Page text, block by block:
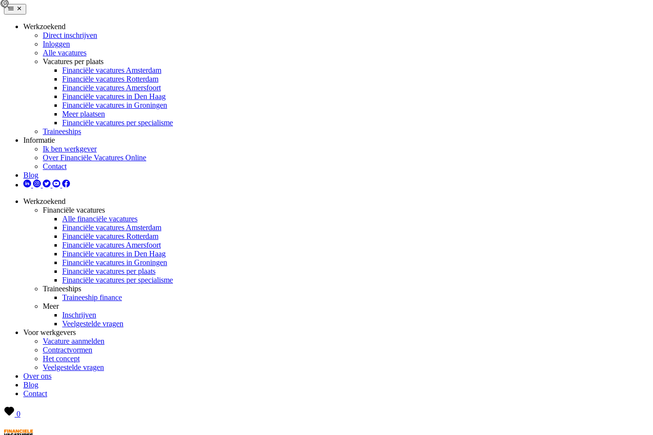
Werkzoekend
Direct inschrijven
Inloggen
Alle vacatures
Vacatures per plaats
Financiële vacatures Amsterdam
Financiële vacatures Rotterdam
Financiële vacatures Amersfoort
Financiële vacatures in Den Haag
Financiële vacatures in Groningen
Meer plaatsen
Financiële vacatures per specialisme
Traineeships
Informatie
Ik ben werkgever
Over Financiële Vacatures Online
Contact
Blog
Werkzoekend
Financiële vacatures
Alle financiële vacatures
Financiële vacatures Amsterdam
Financiële vacatures Rotterdam
Financiële vacatures Amersfoort
Financiële vacatures in Den Haag
Financiële vacatures in Groningen
Financiële vacatures per plaats
Financiële vacatures per specialisme
Traineeships
Traineeship finance
Meer
Inschrijven
Veelgestelde vragen
Voor werkgevers
Vacature aanmelden
Contractvormen
Het concept
Veelgestelde vragen
Over ons
Blog
Contact
0